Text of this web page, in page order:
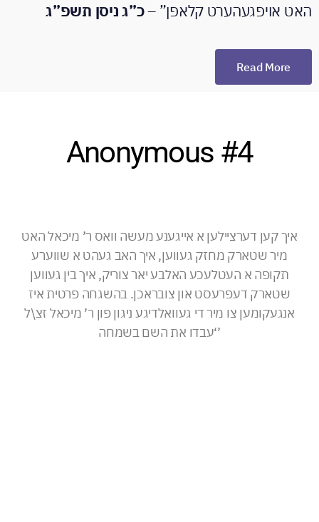
האט אויפגעהערט קלאפן” –כ”ג ניסן תשפ”ג
Read More
Anonymous #4
איך קען דערציילען א אייגענע מעשה וואס ר’ מיכאל האט
מיר שטארק מחזק געווען, איך האב געהט א שווערע
תקופה א העטלעכע האלבע יאר צוריק, איך בין געווען
שטארק דעפרעסט און צובראכן. בהשגחה פרטית איז
אנגעקומען צו מיר די געוואלדיגע ניגון פון ר’ מיכאל זצ\ל
‘עבדו את השם בשמחה’